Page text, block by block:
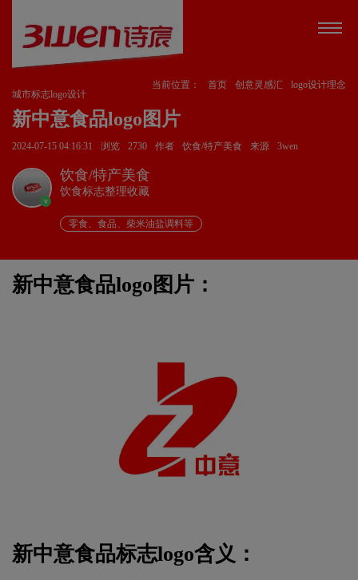
当前位置： 首页 创意灵感汇
logo设计理念
城市标志logo设计
新中意食品logo图片
2024-07-15 04:16:31 浏览 2730 作者 饮食/特产美食 来源 3wen
v
饮食/特产美食
饮食标志整理收藏
零食、食品、柴米油盐调料等
新中意食品logo图片：
新中意食品标志logo含义：